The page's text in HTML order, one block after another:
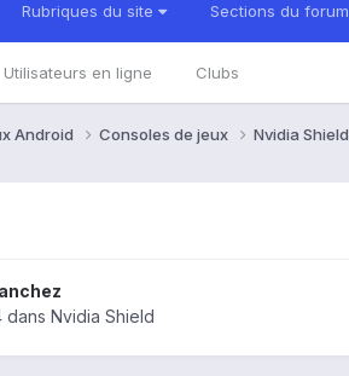
Rubriques du site Sections du forum
Utilisateurs en ligne Clubs
Android Consoles de jeux Nvidia Shield
dans Nvidia Shield